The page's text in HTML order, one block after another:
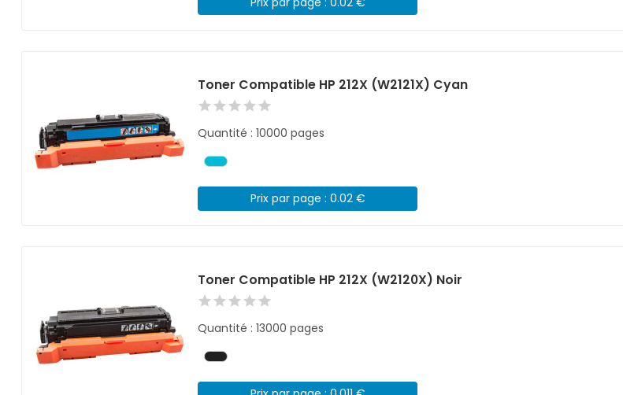
Toner Compatible HP 212X (W2121X) Cyan
Quantité : 10000 pages
Prix par page : 0.02 €
Toner Compatible HP 212X (W2120X) Noir
Quantité : 13000 pages